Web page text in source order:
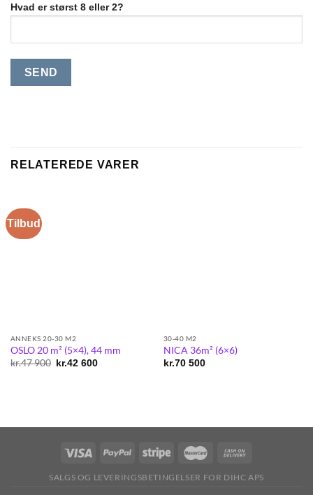
Hvad er størst 8 eller 2?
RELATEREDE VARER
Tilbud
ANNEKS 20-30 M2
OSLO 20 m² (5×4), 44 mm
kr.47 900 Original
kr.42 600Current
30-40 M2
NICA 36m² (6×6)
kr.70 500
SALGS OG LEVERINGSBETINGELSER FOR DIHC APS